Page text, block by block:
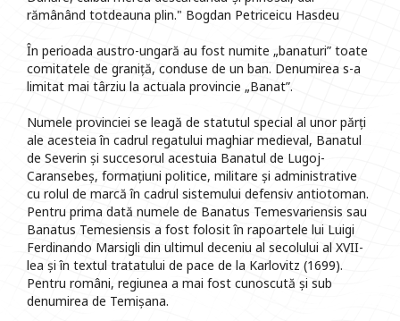
rămânând totdeauna plin." Bogdan Petriceicu Hasdeu
În perioada austro-ungară au fost numite „banaturi” toate
comitatele de graniță, conduse de un ban. Denumirea s-a
limitat mai târziu la actuala provincie „Banat”.
Numele provinciei se leagă de statutul special al unor părți
ale acesteia în cadrul regatului maghiar medieval, Banatul
de Severin și succesorul acestuia Banatul de Lugoj-
Caransebeș, formațiuni politice, militare și administrative
cu rolul de marcă în cadrul sistemului defensiv antiotoman.
Pentru prima dată numele de Banatus Temesvariensis sau
Banatus Temesiensis a fost folosit în rapoartele lui Luigi
Ferdinando Marsigli din ultimul deceniu al secolului al XVII-
lea și în textul tratatului de pace de la Karlovitz (1699).
Pentru români, regiunea a mai fost cunoscută și sub
denumirea de Temișana.